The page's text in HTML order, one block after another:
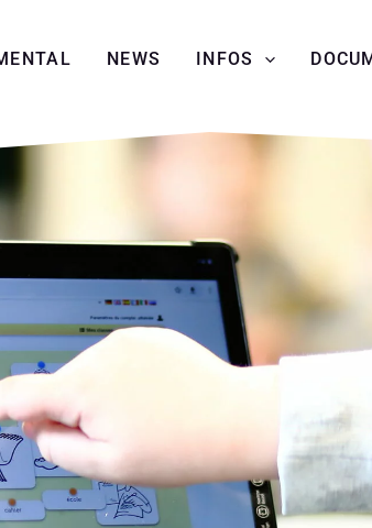
NEWS INFOS